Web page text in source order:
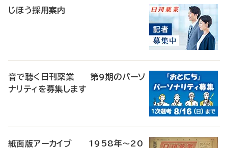
じほう採用案内
音で聴く日刊薬業 第9期のパーソ
ナリティを募集します
紙面版アーカイブ 1958年～20